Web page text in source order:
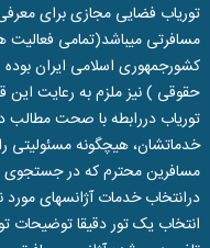
توریاب فضایی مجازی برای
مسافرتی میباشد(تمامی فعالیت
کشورجمهوری اسلامی ایران
حقوقی ) نیز ملزم به رعایت
توریاب دررابطه با صحت
خدماتشان، هیچگونه مسئولیتی
مسافرین محترم که در
درانتخاب خدمات آژانسهای مورد
انتخاب یک تور دقیقا توضیحات